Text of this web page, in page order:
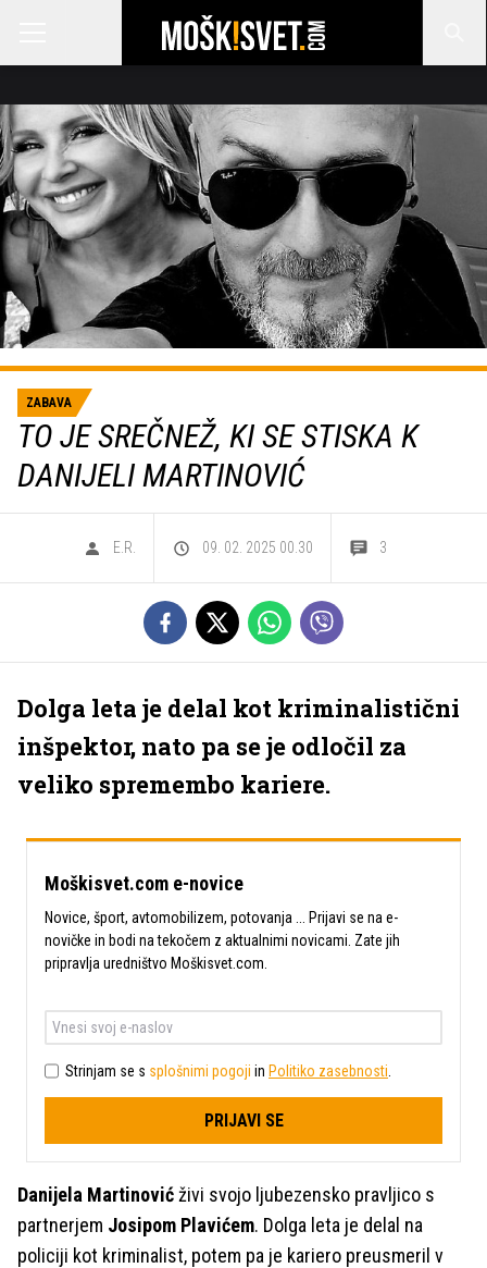
ZABAVA
TO JE SREČNEŽ, KI SE STISKA K
DANIJELI MARTINOVIĆ
E.R. 09. 02. 2025 00.30 3
Dolga leta je delal kot kriminalistični
inšpektor, nato pa se je odločil za
veliko spremembo kariere.
Moškisvet.com e-novice
Novice, šport, avtomobilizem, potovanja ... Prijavi se na e-
novičke in bodi na tekočem z aktualnimi novicami. Zate jih
pripravlja uredništvo Moškisvet.com.
Strinjam se s splošnimi pogoji in Politiko zasebnosti
PRIJAVI SE
Danijela Martinovićživi svojo ljubezensko pravljico s
partnerjem Josipom Plavićem. Dolga leta je delal na
policiji kot kriminalist, potem pa je kariero preusmeril v